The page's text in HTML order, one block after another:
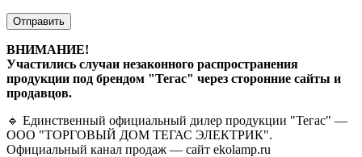
Отправить
ВНИМАНИЕ!
Участились случаи незаконного распространения
продукции под брендом "Тегас" через сторонние сайты и
продавцов.
🔹 Единственный официальный дилер продукции "Тегас" —
ООО "ТОРГОВЫЙ ДОМ ТЕГАС ЭЛЕКТРИК".
Официальный канал продаж — сайт ekolamp.ru